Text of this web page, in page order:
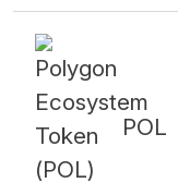
POL